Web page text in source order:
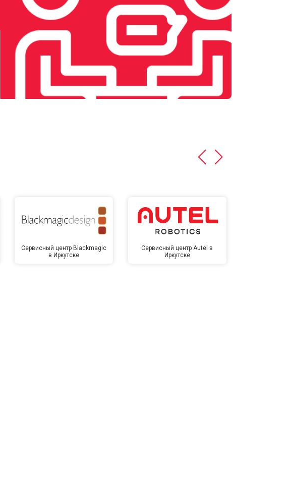
Сервисный центр Blackmagic
в Иркутске
Сервисный центр Autel в
Иркутске